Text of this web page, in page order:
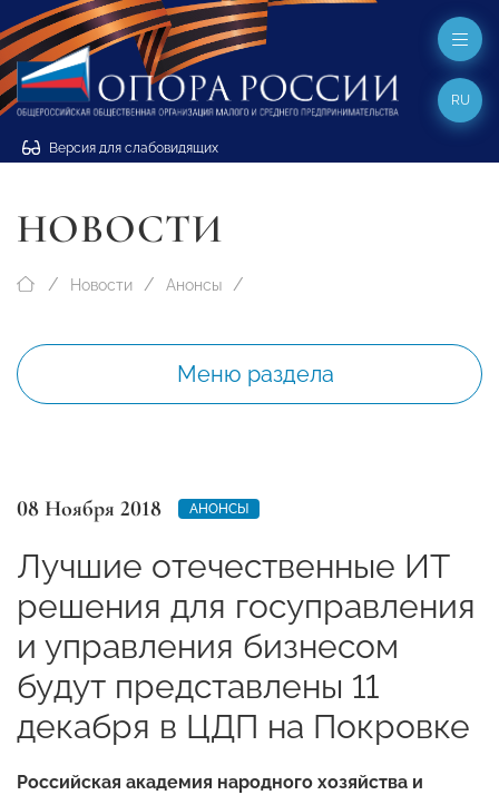
Версия для слабовидящих
RU
НОВОСТИ
Новости Анонсы
Меню раздела
08 Ноября 2018 АНОНСЫ
Лучшие отечественные ИТ
решения для госуправления
и управления бизнесом
будут представлены 11
декабря в ЦДП на Покровке
Российская академия народного хозяйства и